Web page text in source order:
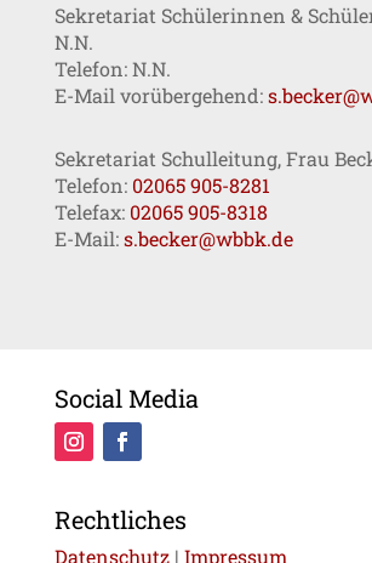
Sekretariat Schülerinnen &
N.N.
Telefon: N.N.
E-Mail vorübergehend:
Sekretariat Schulleitung, Frau
Telefon: 02065 905-8281
Telefax: 02065 905-8318
E-Mail:s.becker@wbbk.de
Social Media
Rechtliches
Datenschutz| Impressum